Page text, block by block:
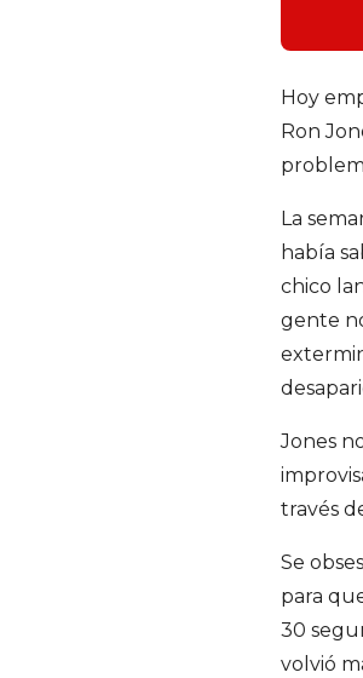
u
e
z
d
e
S
a
n
t
i
a
Hoy
Ron
La
había
chico
gente
Jones
través
Se
para
30
volvió